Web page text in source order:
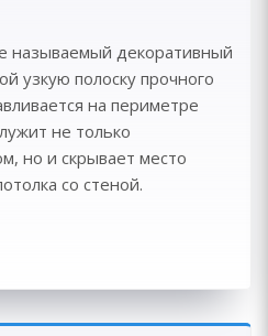
называемый декоративный
узкую полоску прочного
на периметре
не только
но и скрывает место
со стеной.